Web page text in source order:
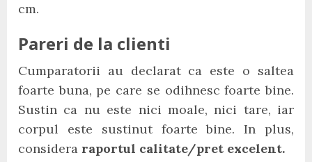
cm.
Pareri de la clienti
Cumparatorii au declarat ca este o saltea
foarte buna, pe care se odihnesc foarte bine.
Sustin ca nu este nici moale, nici tare, iar
corpul este sustinut foarte bine. In plus,
considera raportul calitate/pret excelent.